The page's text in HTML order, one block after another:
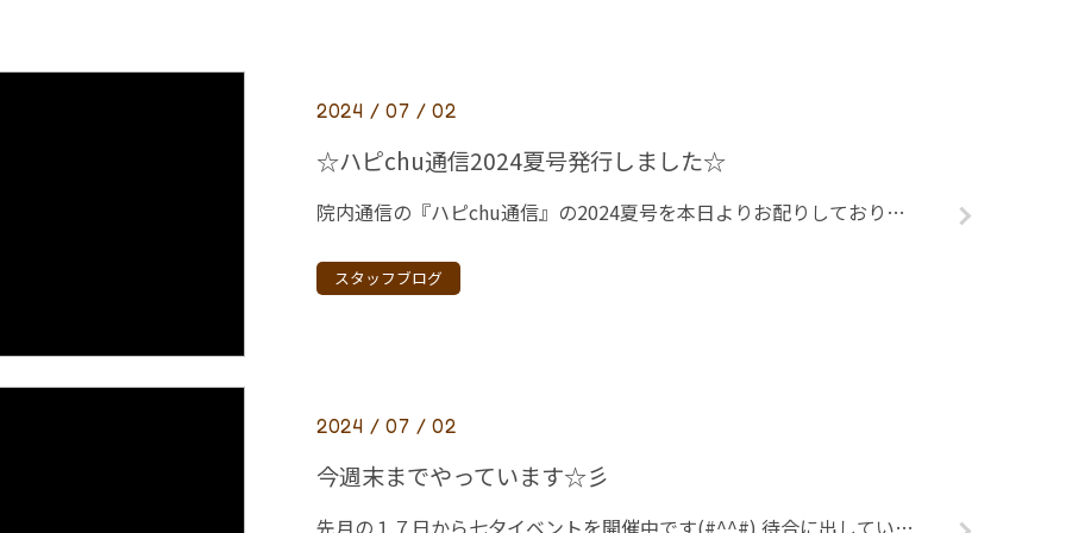
2024 / 07 / 02
☆ハピchu通信2024夏号発行しました☆
院内通信の『ハピchu通信』の2024夏号を本日よりお配りしております。 診察券変更のお知らせや、この時期ならではの虫歯予防対策などの記事を載せています。 ぜひご一読ください。
スタッフブログ
2024 / 07 / 02
今週末までやっています☆彡
先月の１７日から七夕イベントを開催中です(#^^#) 待合に出している笹もだいぶ賑やかになってきました♪♪ 今年もみんなの可愛いお願いごとでいっぱいです～♡ 今週末まで笹は出しています！ 短冊もまだまだありますので来院さ […]